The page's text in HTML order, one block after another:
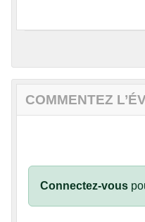
COMMENTEZ
Connectez-vous